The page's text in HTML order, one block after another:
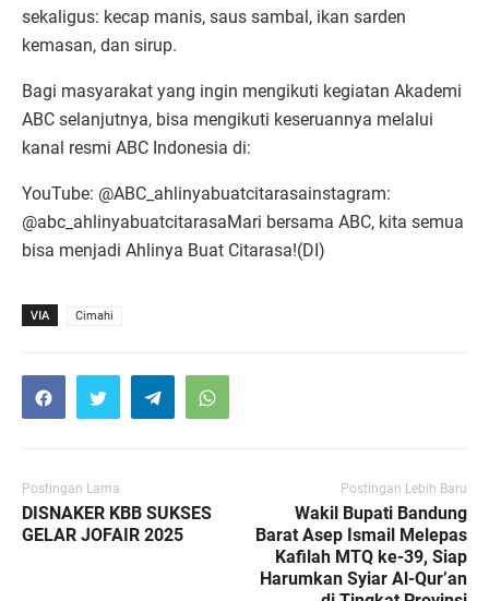
sekaligus: kecap manis, saus sambal, ikan sarden
kemasan, dan sirup.
Bagi masyarakat yang ingin mengikuti kegiatan Akademi
ABC selanjutnya, bisa mengikuti keseruannya melalui
kanal resmi ABC Indonesia di:
YouTube: @ABC_ahlinyabuatcitarasainstagram:
@abc_ahlinyabuatcitarasaMari bersama ABC, kita semua
bisa menjadi Ahlinya Buat Citarasa!(DI)
VIA Cimahi
Postingan Lama
DISNAKER KBB SUKSES
GELAR JOFAIR 2025
Postingan Lebih Baru
Wakil Bupati Bandung
Barat Asep Ismail Melepas
Kafilah MTQ ke-39, Siap
Harumkan Syiar Al-Qur’an